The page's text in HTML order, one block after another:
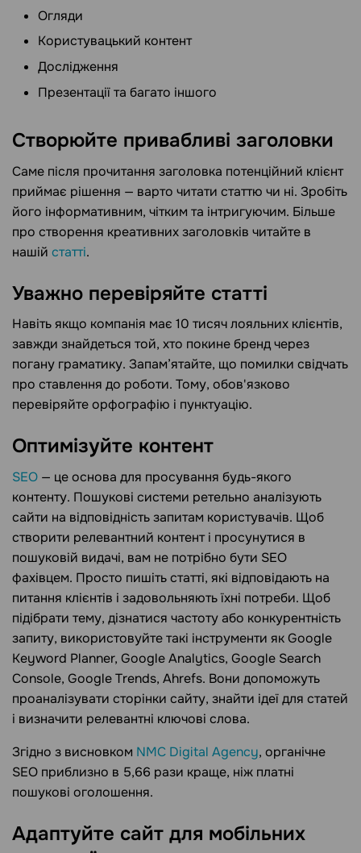
Огляди
Користувацький контент
Дослідження
Презентації та багато іншого
Створюйте привабливі заголовки
Саме після прочитання заголовка потенційний клієнт
приймає рішення — варто читати статтю чи ні. Зробіть
його інформативним, чітким та інтригуючим. Більше
про створення креативних заголовків читайте в
нашій статті.
Уважно перевіряйте статті
Навіть якщо компанія має 10 тисяч лояльних клієнтів,
завжди знайдеться той, хто покине бренд через
погану граматику. Запам’ятайте, що помилки свідчать
про ставлення до роботи. Тому, обов'язково
перевіряйте орфографію і пунктуацію.
Оптимізуйте контент
SEO — це основа для просування будь-якого
контенту. Пошукові системи ретельно аналізують
сайти на відповідність запитам користувачів. Щоб
створити релевантний контент і просунутися в
пошуковій видачі, вам не потрібно бути SEO
фахівцем. Просто пишіть статті, які відповідають на
питання клієнтів і задовольняють їхні потреби. Щоб
підібрати тему, дізнатися частоту або конкурентність
запиту, використовуйте такі інструменти як Google
Keyword Planner, Google Analytics, Google Search
Console, Google Trends, Ahrefs. Вони допоможуть
проаналізувати сторінки сайту, знайти ідеї для статей
і визначити релевантні ключові слова.
Згідно з висновком NMC Digital Agency, органічне
SEO приблизно в 5,66 рази краще, ніж платні
пошукові оголошення.
Адаптуйте сайт для мобільних